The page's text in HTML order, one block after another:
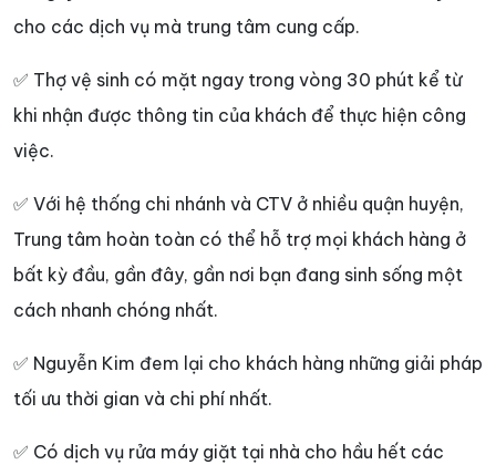
cho các dịch vụ mà trung tâm cung cấp.
✅ Thợ vệ sinh có mặt ngay trong vòng 30 phút kể từ
khi nhận được thông tin của khách để thực hiện công
việc.
✅ Với hệ thống chi nhánh và CTV ở nhiều quận huyện,
Trung tâm hoàn toàn có thể hỗ trợ mọi khách hàng ở
bất kỳ đầu, gần đây, gần nơi bạn đang sinh sống một
cách nhanh chóng nhất.
✅ Nguyễn Kim đem lại cho khách hàng những giải pháp
tối ưu thời gian và chi phí nhất.
✅ Có dịch vụ rửa máy giặt tại nhà cho hầu hết các